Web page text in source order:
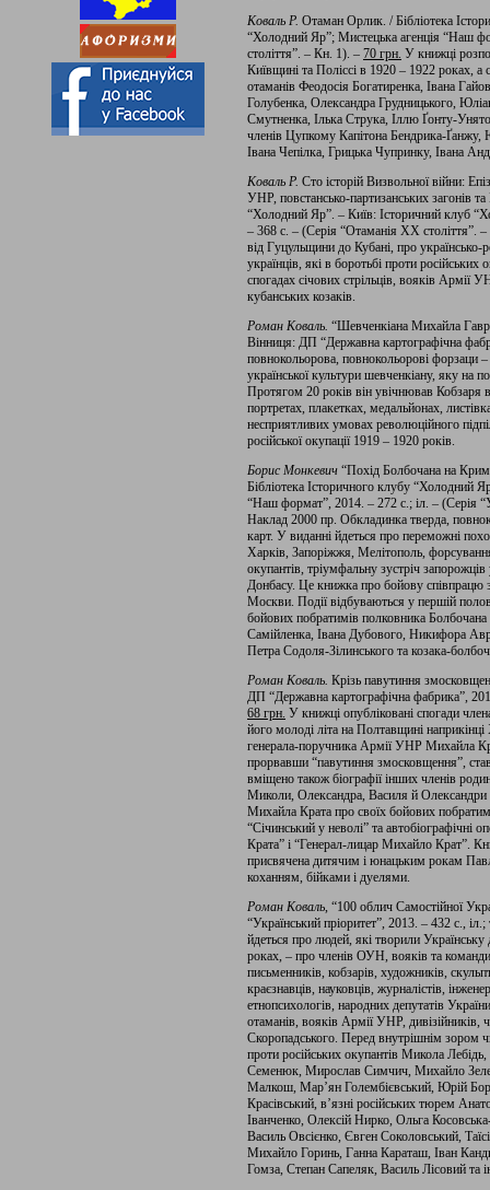
Коваль Р. Отаман Орлик. / Бібліотека
“Холодний Яр”; Мистецька агенція “Наш
століття”. – Кн. 1). – 70 грн. У книжці
Київщині та Поліссі в 1920 – 1922 роках,
отаманів Феодосія Богатиренка, Івана
Голубенка, Олександра Грудницького,
Смутненка, Ілька Струка, Іллю Ґонту-
членів Цупкому Капітона Бендрика-
Івана Чепілка, Грицька Чупринку, Івана
Коваль Р. Сто історій Визвольної війни:
УНР, повстансько-партизанських загонів та
“Холодний Яр”. – Київ: Історичний клуб
– 368 с. – (Серія “Отаманія ХХ століття”.
від Гуцульщини до Кубані, про українсько-
українців, які в боротьбі проти
спогадах січових стрільців, вояків Армії
кубанських козаків.
Роман Коваль. “Шевченкіана Михайла
Вінниця: ДП “Державна картографічна
повнокольорова, повнокольорові форзаци –
української культури шевченкіану, яку
Протягом 20 років він увічнював Кобзаря
портретах, плакетках, медальйонах,
несприятливих умовах революційного
російської окупації 1919 – 1920 років.
Борис Монкевич “Похід Болбочана на
Бібліотека Історичного клубу “Холодний
“Наш формат”, 2014. – 272 с.; іл. – (Серія
Наклад 2000 пр. Обкладинка тверда,
карт. У виданні йдеться про переможні
Харків, Запоріжжя, Мелітополь,
окупантів, тріумфальну зустріч
Донбасу. Це книжка про бойову співпрацю
Москви. Події відбуваються у першій
бойових побратимів полковника
Самійленка, Івана Дубового, Никифора
Петра Содоля-Зілинського та козака-
Роман Коваль. Крізь павутиння
ДП “Державна картографічна фабрика”,
68 грн. У книжці опубліковані спогади
його молоді літа на Полтавщині
генерала-поручника Армії УНР Михайла
прорвавши “павутиння змосковщення”,
вміщено також біографії інших членів
Миколи, Олександра, Василя й Олександри
Михайла Крата про своїх бойових
“Січинський у неволі” та
Крата” і “Генерал-лицар Михайло Крат”.
присвячена дитячим і юнацьким рокам
коханням, бійками і дуелями.
Роман Коваль, “100 облич Самостійної
“Український пріоритет”, 2013. – 432 с.,
йдеться про людей, які творили
роках, – про членів ОУН, вояків та
письменників, кобзарів, художників,
краєзнавців, науковців, журналістів,
етнопсихологів, народних депутатів
отаманів, вояків Армії УНР, дивізійників,
Скоропадського. Перед внутрішнім зором
проти російських окупантів Микола
Семенюк, Мирослав Симчич, Михайло
Малкош, Мар’ян Голембієвський, Юрій
Красівський, в’язні російських тюрем
Іванченко, Олексій Нирко, Ольга
Василь Овсієнко, Євген Соколовський,
Михайло Горинь, Ганна Караташ, Іван
Гомза, Степан Сапеляк, Василь Лісовий та